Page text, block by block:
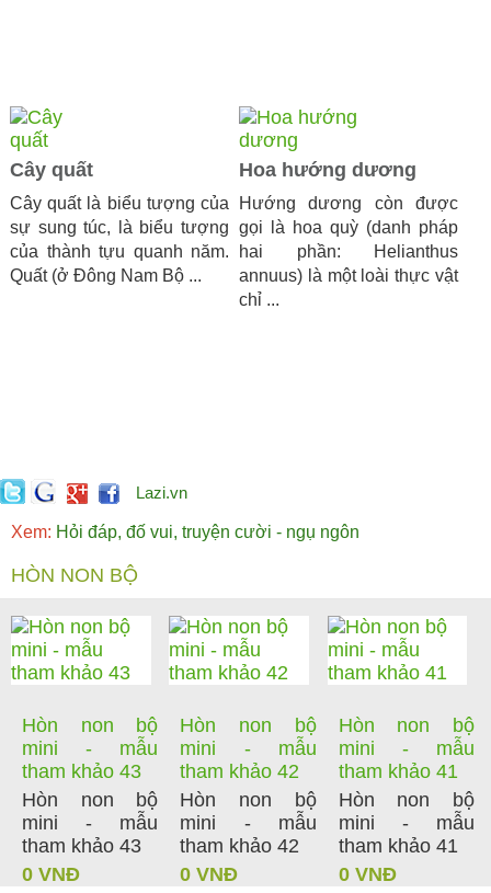
Cây quất
Cây quất là biểu tượng của
sự sung túc, là biểu tượng
của thành tựu quanh năm.
Quất (ở Đông Nam Bộ ...
Hoa hướng dương
Hướng dương còn được
gọi là hoa quỳ (danh pháp
hai phần: Helianthus
annuus) là một loài thực vật
chỉ ...
Lazi.vn
Xem: Hỏi đáp, đố vui, truyện cười - ngụ ngôn
HÒN NON BỘ
Hòn non bộ
mini - mẫu
tham khảo 43
Hòn non bộ
mini - mẫu
tham khảo 43
0 VNĐ
Hòn non bộ
mini - mẫu
tham khảo 42
Hòn non bộ
mini - mẫu
tham khảo 42
0 VNĐ
Hòn non bộ
mini - mẫu
tham khảo 41
Hòn non bộ
mini - mẫu
tham khảo 41
0 VNĐ